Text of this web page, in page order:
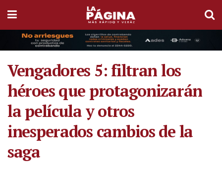
Vengadores 5: filtran los
héroes que protagonizarán
la película y otros
inesperados cambios de la
saga